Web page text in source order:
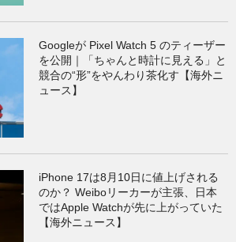
Googleが Pixel Watch 5 のティーザー
を公開｜「ちゃんと時計に見える」と
競合の“形”をやんわり茶化す【海外ニ
ュース】
iPhone 17は8月10日に値上げされる
のか？ Weiboリーカーが主張、日本
ではApple Watchが先に上がっていた
【海外ニュース】